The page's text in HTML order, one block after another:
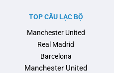
TOP CÂU LẠC BỘ
Manchester United
Real Madrid
Barcelona
Manchester United